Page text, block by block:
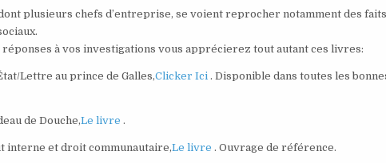
plusieurs chefs d’entreprise, se voient reprocher notamment des
à vos investigations vous apprécierez tout autant ces livres:
Lettre au prince de Galles,Clicker Ici. Disponible dans toutes les
de Douche,Le livre.
interne et droit communautaire,Le livre. Ouvrage de référence.